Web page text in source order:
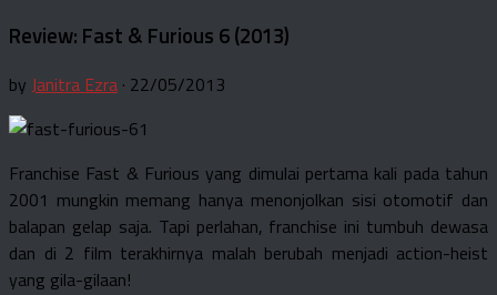
Review: Fast & Furious 6 (2013)
by Janitra Ezra · 22/05/2013
Franchise Fast & Furious yang dimulai pertama kali pada tahun
2001 mungkin memang hanya menonjolkan sisi otomotif dan
balapan gelap saja. Tapi perlahan, franchise ini tumbuh dewasa
dan di 2 film terakhirnya malah berubah menjadi action-heist
yang gila-gilaan!